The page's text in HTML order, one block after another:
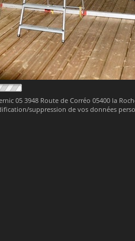
05 3948 Route de Corréo 05400 la
suppression de vos données